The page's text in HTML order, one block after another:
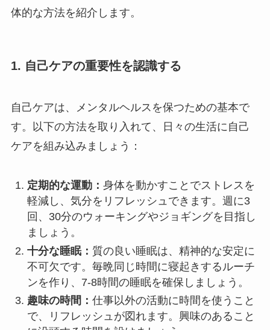
体的な方法を紹介します。
1. 自己ケアの重要性を認識する
自己ケアは、メンタルヘルスを保つための基本で
す。以下の方法を取り入れて、日々の生活に自己
ケアを組み込みましょう：
定期的な運動： 身体を動かすことでストレスを
軽減し、気分をリフレッシュできます。週に3
回、30分のウォーキングやジョギングを目指し
ましょう。
十分な睡眠： 質の良い睡眠は、精神的な安定に
不可欠です。毎晩同じ時間に寝起きするルーチ
ンを作り、7-8時間の睡眠を確保しましょう。
趣味の時間： 仕事以外の活動に時間を使うこと
で、リフレッシュが図れます。興味のあること